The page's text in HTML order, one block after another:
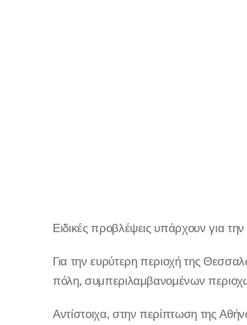
Ειδικές προβλέψεις υπάρχουν για
Για την ευρύτερη περιοχή της
πόλη, συμπεριλαμβανομένων
Αντίστοιχα, στην περίπτωση της